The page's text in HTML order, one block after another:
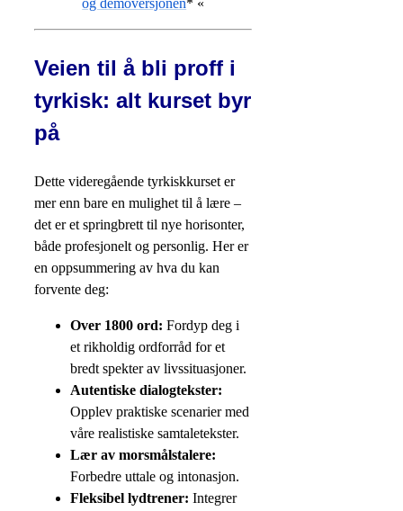
og demoversjonen* «
Veien til å bli proff i
tyrkisk: alt kurset byr
på
Dette videregående tyrkiskkurset er
mer enn bare en mulighet til å lære –
det er et springbrett til nye horisonter,
både profesjonelt og personlig. Her er
en oppsummering av hva du kan
forvente deg:
Over 1800 ord: Fordyp deg i
et rikholdig ordforråd for et
bredt spekter av livssituasjoner.
Autentiske dialogtekster:
Opplev praktiske scenarier med
våre realistiske samtaletekster.
Lær av morsmålstalere:
Forbedre uttale og intonasjon.
Fleksibel lydtrener: Integrer